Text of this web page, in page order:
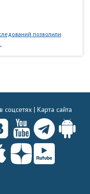
позволили
соцсетях | Карта сайта